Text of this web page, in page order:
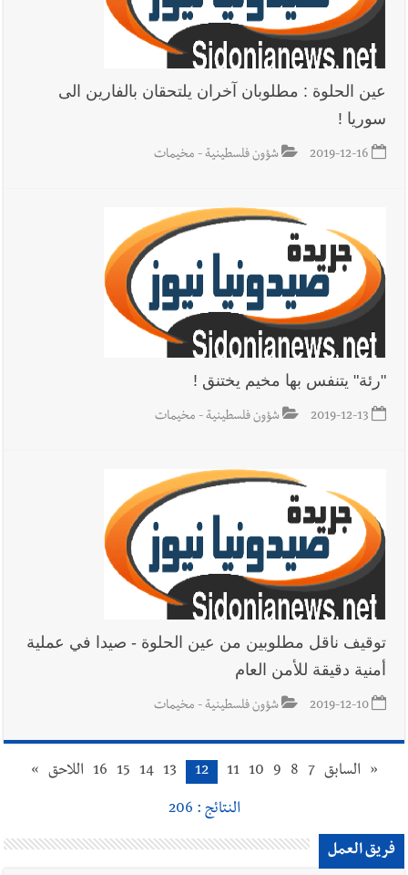
عين الحلوة : مطلوبان آخران يلتحقان بالفارين الى
سوريا !
2019-12-16 شؤون فلسطينية - مخيمات
"رئة" يتنفس بها مخيم يختنق !
2019-12-13 شؤون فلسطينية - مخيمات
توقيف ناقل مطلوبين من عين الحلوة - صيدا في عملية
أمنية دقيقة للأمن العام
2019-12-10 شؤون فلسطينية - مخيمات
« السابق 7
8
9
10
11
12
13
14
15
16 اللاحق »
النتائج : 206
فريق العمل